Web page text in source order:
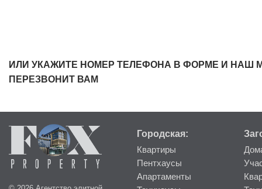
ИЛИ УКАЖИТЕ НОМЕР ТЕЛЕФОНА В ФОРМЕ И НАШ
ПЕРЕЗВОНИТ ВАМ
Городская:
Квартиры
Пентхаусы
Апартаменты